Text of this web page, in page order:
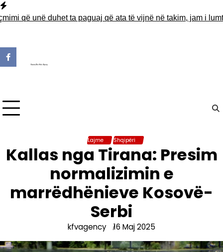
Skip
toqë unë duhet ta paguaj që ata të vijnë në takim, jam i lumtur
Lajme Shqipëri
Kallas nga Tirana: Presim
normalizimin e
marrëdhënieve Kosovë-
Serbi
kfvagency 16 Maj 2025